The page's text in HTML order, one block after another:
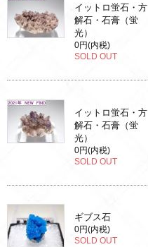
イットロ蛍石・方
解石・石膏（蛍
光）
0円(内税)
SOLD OUT
イットロ蛍石・方
解石・石膏（蛍
光）
0円(内税)
SOLD OUT
ギブス石
0円(内税)
SOLD OUT